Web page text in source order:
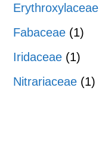
Erythroxylaceae
Fabaceae (1)
Iridaceae (1)
Nitrariaceae (1)